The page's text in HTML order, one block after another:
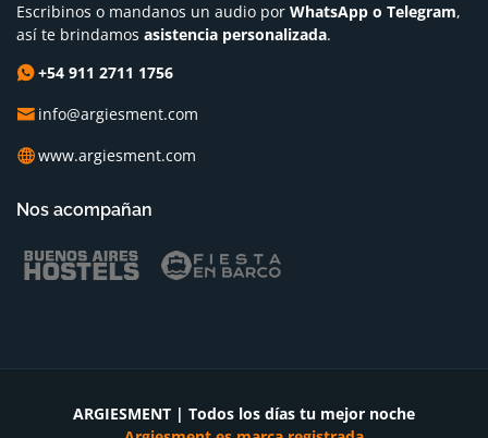
Escribinos o mandanos un audio por WhatsApp o Telegram,
así te brindamos asistencia personalizada.
+54 911 2711 1756
info@argiesment.com
www.argiesment.com
Nos acompañan
ARGIESMENT | Todos los días tu mejor noche